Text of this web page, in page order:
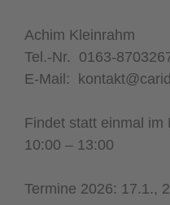
Achim
Tel.-Nr. 0163-
E-Mail:
Findet statt einmal im
10:00 – 13:00
Termine 2026: 17.1.,